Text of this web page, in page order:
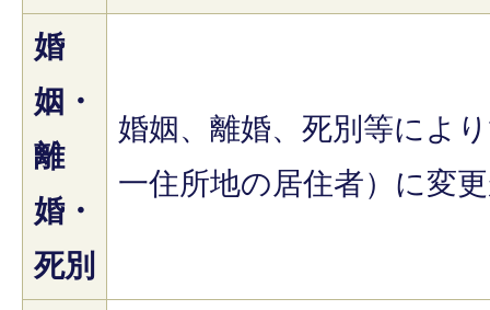
婚
姻・
離
婚・
死別
婚姻、離婚、死別等によ
一住所地の居住者）に変